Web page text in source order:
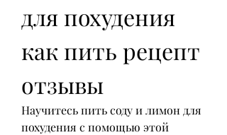
для похудения
как пить рецепт
отзывы
Научитесь пить соду и лимон для
похудения с помощью этой